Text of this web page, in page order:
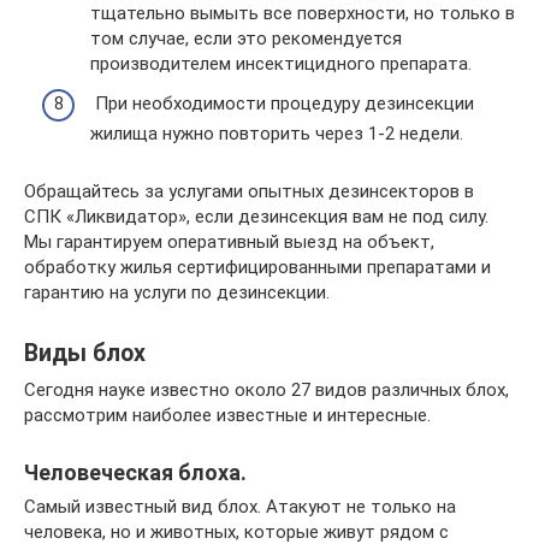
тщательно вымыть все поверхности, но только в
том случае, если это рекомендуется
производителем инсектицидного препарата.
При необходимости процедуру дезинсекции
жилища нужно повторить через 1-2 недели.
Обращайтесь за услугами опытных дезинсекторов в
СПК «Ликвидатор», если дезинсекция вам не под силу.
Мы гарантируем оперативный выезд на объект,
обработку жилья сертифицированными препаратами и
гарантию на услуги по дезинсекции.
Виды блох
Сегодня науке известно около 27 видов различных блох,
рассмотрим наиболее известные и интересные.
Человеческая блоха.
Самый известный вид блох. Атакуют не только на
человека, но и животных, которые живут рядом с